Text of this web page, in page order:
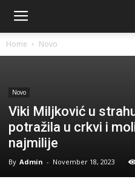
Home Novo
Novo
Viki Miljković u
potražila u crkvi i
najmilije
By Admin - November 18, 2023